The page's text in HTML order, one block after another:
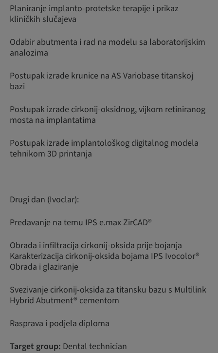
Planiranje implanto-protetske terapije i prikaz
kliničkih slučajeva
Odabir abutmenta i rad na modelu sa laboratorijskim
analozima
Postupak izrade krunice na AS Variobase titanskoj
bazi
Postupak izrade cirkonij-oksidnog, vijkom retiniranog
mosta na implantatima
Postupak izrade implantološkog digitalnog modela
tehnikom 3D printanja
Drugi dan (Ivoclar):
Predavanje na temu IPS e.max ZirCAD®
Obrada i infiltracija cirkonij-oksida prije bojanja
Karakterizacija cirkonij-oksida bojama IPS Ivocolor®
Obrada i glaziranje
Svezivanje cirkonij-oksida za titansku bazu s Multilink
Hybrid Abutment® cementom
Rasprava i podjela diploma
Target group: Dental technician